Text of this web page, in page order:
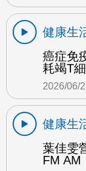
健康生
癌症免
耗竭T
2026/06/
健康生
葉佳雯
FM AM